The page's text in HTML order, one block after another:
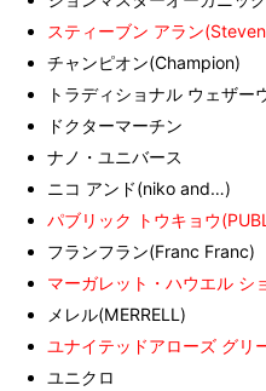
スティーブン アラン
チャンピオン(Champion)
トラディショナル ウェザー
ドクターマーチン
ナノ・ユニバース
ニコ アンド(niko and…)
パブリック トウキョウ
フランフラン(Franc Franc)
マーガレット・ハウエル シ
メレル(MERRELL)
ユナイテッドアローズ グリ
ユニクロ